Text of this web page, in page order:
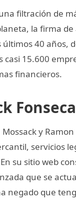
filtración de
la firma
40 años,
15.600
financieros.
y
servicios
su sitio web
que se
negado que